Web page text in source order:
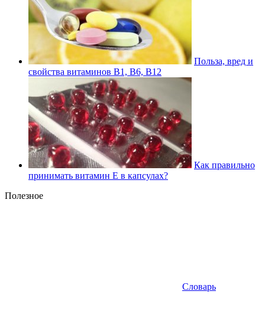
Польза, вред и
свойства витаминов В1, В6, В12
Как правильно
принимать витамин Е в капсулах?
Полезное
Словарь